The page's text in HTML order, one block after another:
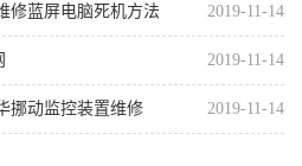
2019-11-14
修蓝屏电脑死机方法
2019-11-14
2019-11-14
挪动监控装置维修